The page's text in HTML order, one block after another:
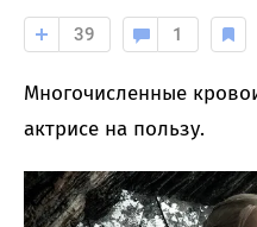
39 1
Многочисленные
актрисе на пользу.